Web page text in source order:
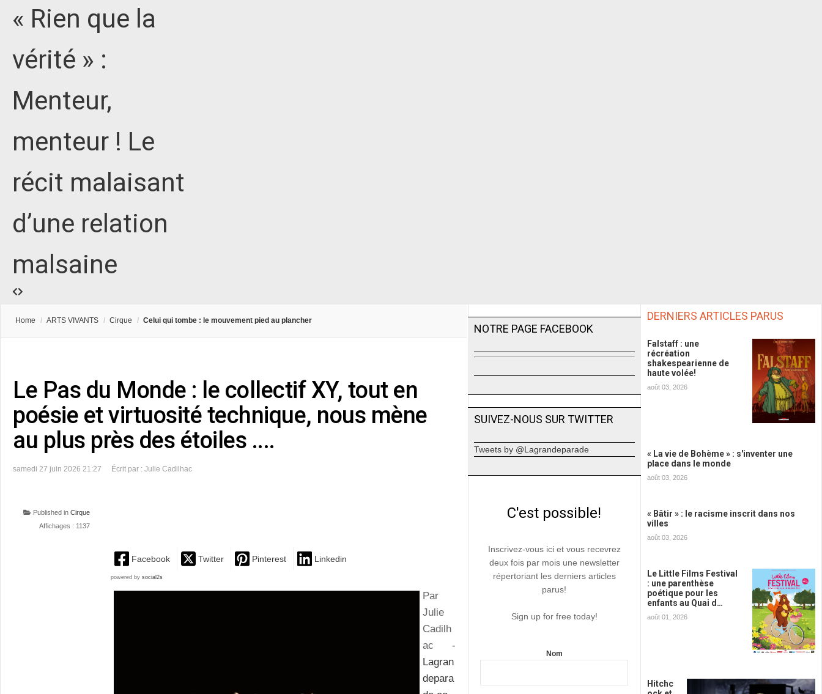
« Rien que la
vérité » :
Menteur,
menteur ! Le
récit malaisant
d’une relation
malsaine
Home / ARTS VIVANTS / Cirque / Celui qui tombe : le mouvement pied au plancher
Le Pas du Monde : le collectif XY, tout en
poésie et virtuosité technique, nous mène
au plus près des étoiles ....
samedi 27 juin 2026 21:27 Écrit par : Julie Cadilhac
Published in Cirque
Affichages : 1137
Facebook Twitter Pinterest Linkedin
powered by social2s
Par
Julie
Cadilh
ac -
Lagran
depara
NOTRE PAGE FACEBOOK
SUIVEZ-NOUS SUR TWITTER
Tweets by @Lagrandeparade
C'est possible!
Inscrivez-vous ici et vous recevrez
deux fois par mois une newsletter
répertoriant les derniers articles
parus!
Sign up for free today!
Nom
DERNIERS ARTICLES PARUS
Falstaff : une
récréation
shakespearienne de
haute volée!
août 03, 2026
« La vie de Bohème » : s'inventer une
place dans le monde
août 03, 2026
« Bâtir » : le racisme inscrit dans nos
villes
août 03, 2026
Le Little Films Festival
: une parenthèse
poétique pour les
enfants au Quai d…
août 01, 2026
Hitchc